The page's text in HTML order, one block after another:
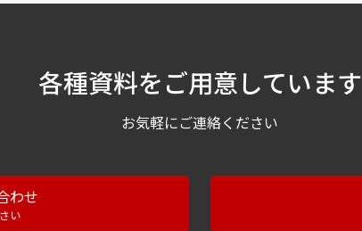
各種資料をご用意しています
お気軽にご連絡ください
わせ
い